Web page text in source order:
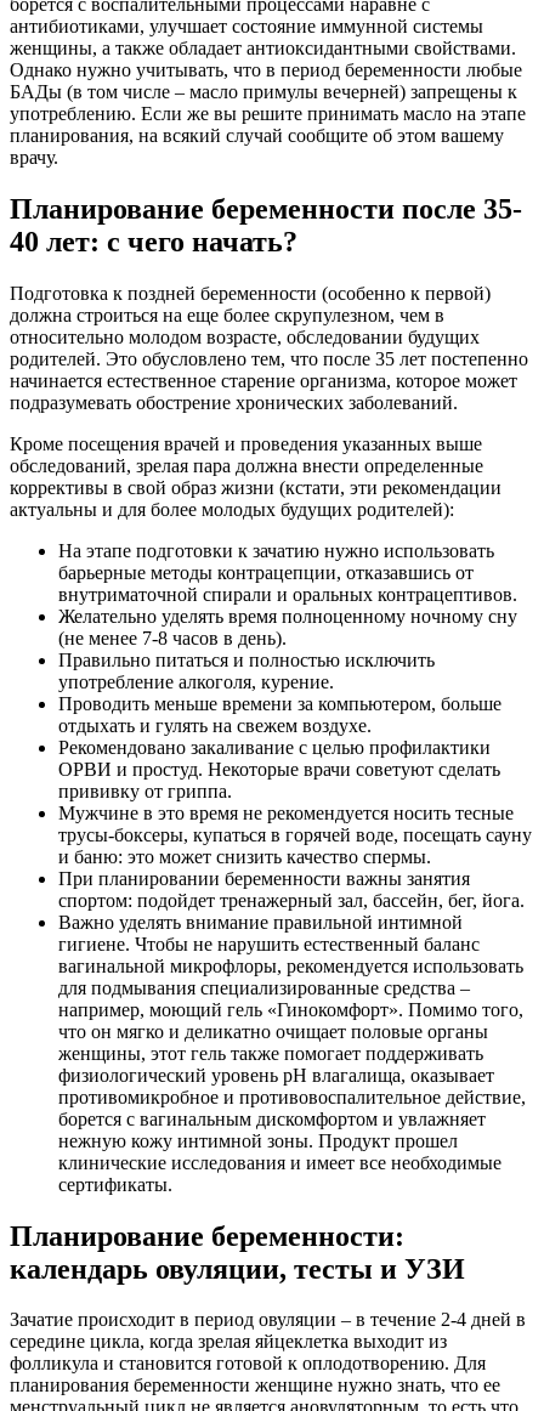
антибиотиками, улучшает состояние иммунной системы
женщины, а также обладает антиоксидантными свойствами.
Однако нужно учитывать, что в период беременности любые
БАДы (в том числе – масло примулы вечерней) запрещены к
употреблению. Если же вы решите принимать масло на этапе
планирования, на всякий случай сообщите об этом вашему
врачу.
Планирование беременности после 35-
40 лет: с чего начать?
Подготовка к поздней беременности (особенно к первой)
должна строиться на еще более скрупулезном, чем в
относительно молодом возрасте, обследовании будущих
родителей. Это обусловлено тем, что после 35 лет постепенно
начинается естественное старение организма, которое может
подразумевать обострение хронических заболеваний.
Кроме посещения врачей и проведения указанных выше
обследований, зрелая пара должна внести определенные
коррективы в свой образ жизни (кстати, эти рекомендации
актуальны и для более молодых будущих родителей):
На этапе подготовки к зачатию нужно использовать
барьерные методы контрацепции, отказавшись от
внутриматочной спирали и оральных контрацептивов.
Желательно уделять время полноценному ночному сну
(не менее 7-8 часов в день).
Правильно питаться и полностью исключить
употребление алкоголя, курение.
Проводить меньше времени за компьютером, больше
отдыхать и гулять на свежем воздухе.
Рекомендовано закаливание с целью профилактики
ОРВИ и простуд. Некоторые врачи советуют сделать
прививку от гриппа.
Мужчине в это время не рекомендуется носить тесные
трусы-боксеры, купаться в горячей воде, посещать сауну
и баню: это может снизить качество спермы.
При планировании беременности важны занятия
спортом: подойдет тренажерный зал, бассейн, бег, йога.
Важно уделять внимание правильной интимной
гигиене. Чтобы не нарушить естественный баланс
вагинальной микрофлоры, рекомендуется использовать
для подмывания специализированные средства –
например, моющий гель «Гинокомфорт». Помимо того,
что он мягко и деликатно очищает половые органы
женщины, этот гель также помогает поддерживать
физиологический уровень pH влагалища, оказывает
противомикробное и противовоспалительное действие,
борется с вагинальным дискомфортом и увлажняет
нежную кожу интимной зоны. Продукт прошел
клинические исследования и имеет все необходимые
сертификаты.
Планирование беременности:
календарь овуляции, тесты и УЗИ
Зачатие происходит в период овуляции – в течение 2-4 дней в
середине цикла, когда зрелая яйцеклетка выходит из
фолликула и становится готовой к оплодотворению. Для
планирования беременности женщине нужно знать, что ее